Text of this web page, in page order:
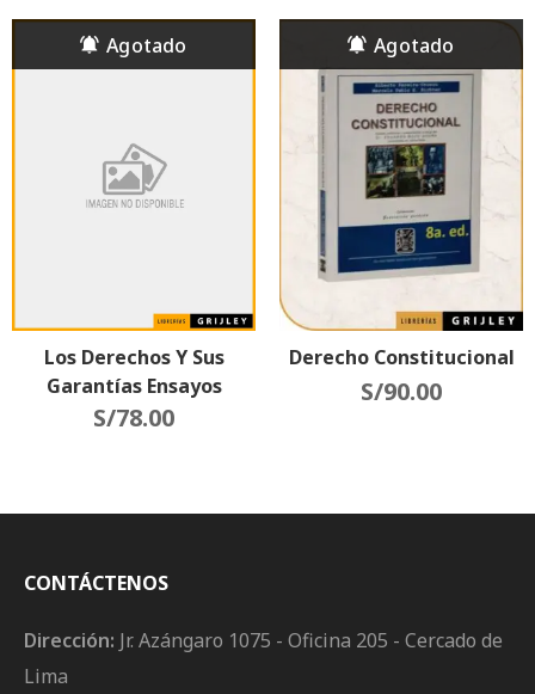
Los Derechos Y Sus
Garantías Ensayos
Críticos
S/78.00
Derecho Constitucional
S/90.00
CONTÁCTENOS
Dirección: Jr. Azángaro 1075 - Oficina 205 - Cercado de
Lima